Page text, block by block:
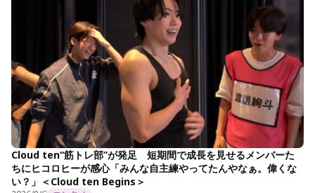
Cloud ten“筋トレ部”が発足 短期間で成長を見せるメンバーた
ちにヒコロヒーが感心「みんな自主練やってたんやなぁ。偉くな
い？」＜Cloud ten Begins＞